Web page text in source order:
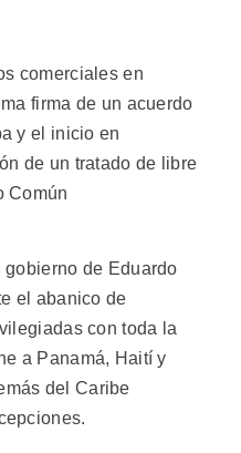
comerciales en
firma de un acuerdo
y el inicio en
de un tratado de libre
Común
de Eduardo
el abanico de
con toda la
a Panamá, Haití y
del Caribe